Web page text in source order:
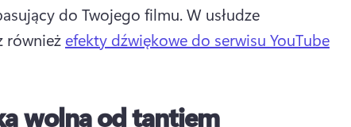
do Twojego filmu. W usłudze
również efekty dźwiękowe do serwisu YouTube
wolna od tantiem